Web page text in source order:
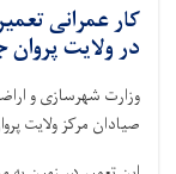
کار عمرانی
در ولایت پروان
وزارت شهرسازی و
صیادان مرکز ولایت